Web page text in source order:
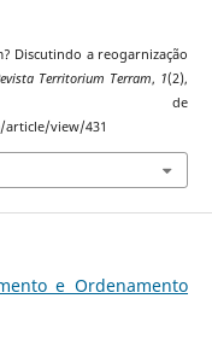
Discutindo a reogarnização
Territorium Terram, 1(2),
de
view/431
e Ordenamento